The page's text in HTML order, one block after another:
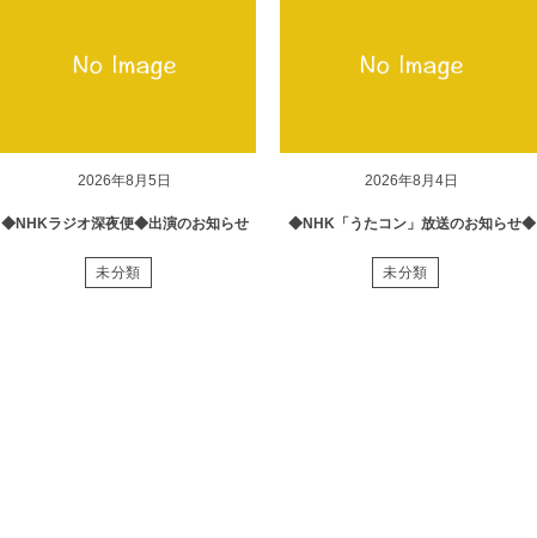
2026年8月5日
◆NHKラジオ深夜便◆出演のお知らせ
未分類
2026年8月4日
◆NHK「うたコン」放送のお知らせ◆
未分類